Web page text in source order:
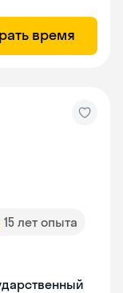
время
15 лет опыта